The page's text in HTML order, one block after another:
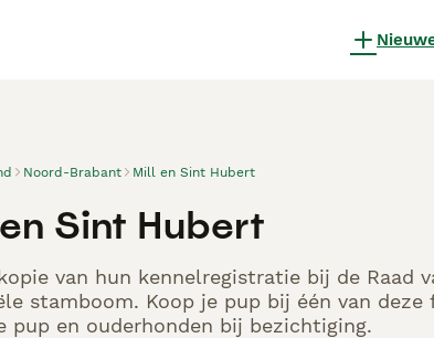
Noord-Brabant Mill en Sint Hubert
Sint Hubert
van hun kennelregistratie bij de Raad
stamboom. Koop je pup bij één van
pup en ouderhonden bij bezichtiging.